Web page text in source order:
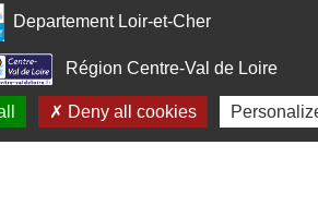
Departement Loir-et-Cher
Région Centre-Val de Loire
Préfecture de Loir-et-Cher
Deny all cookies